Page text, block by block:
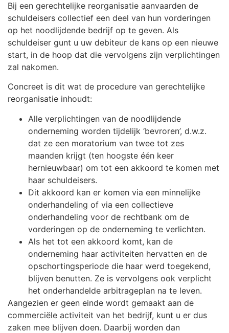
Bij een gerechtelijke reorganisatie aanvaarden de
schuldeisers collectief een deel van hun vorderingen
op het noodlijdende bedrijf op te geven. Als
schuldeiser gunt u uw debiteur de kans op een nieuwe
start, in de hoop dat die vervolgens zijn verplichtingen
zal nakomen.
Concreet is dit wat de procedure van gerechtelijke
reorganisatie inhoudt:
Alle verplichtingen van de noodlijdende
onderneming worden tijdelijk ‘bevroren’, d.w.z.
dat ze een moratorium van twee tot zes
maanden krijgt (ten hoogste één keer
hernieuwbaar) om tot een akkoord te komen met
haar schuldeisers.
Dit akkoord kan er komen via een minnelijke
onderhandeling of via een collectieve
onderhandeling voor de rechtbank om de
vorderingen op de onderneming te verlichten.
Als het tot een akkoord komt, kan de
onderneming haar activiteiten hervatten en de
opschortingsperiode die haar werd toegekend,
blijven benutten. Ze is vervolgens ook verplicht
het onderhandelde arbitrageplan na te leven.
Aangezien er geen einde wordt gemaakt aan de
commerciële activiteit van het bedrijf, kunt u er dus
zaken mee blijven doen. Daarbij worden dan